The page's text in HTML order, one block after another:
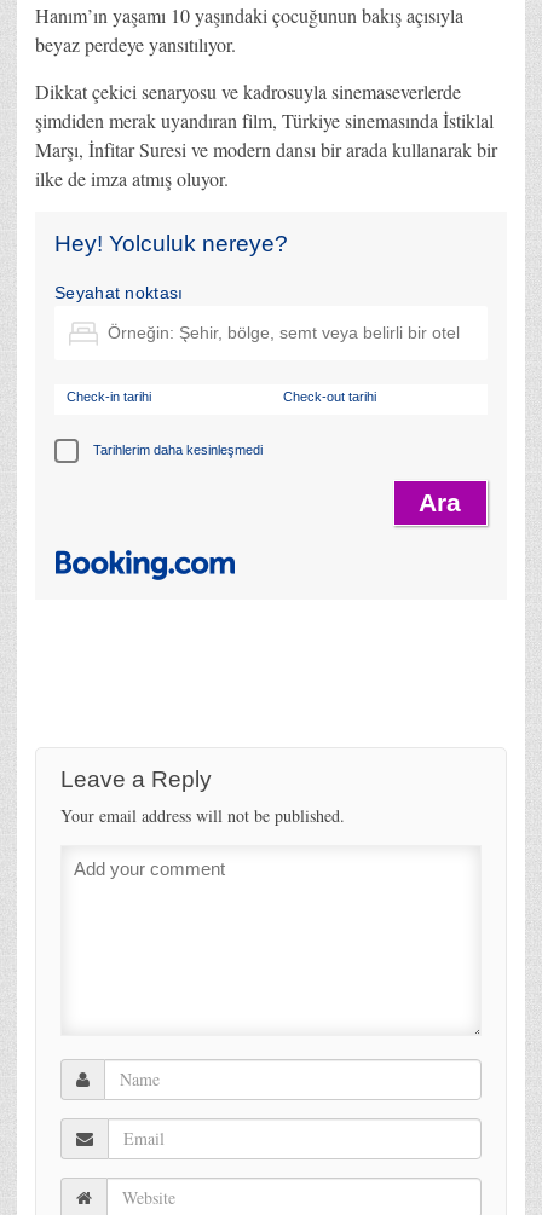
Hanım’ın yaşamı 10 yaşındaki çocuğunun bakış açısıyla
beyaz perdeye yansıtılıyor.
Dikkat çekici senaryosu ve kadrosuyla sinemaseverlerde
şimdiden merak uyandıran film, Türkiye sinemasında İstiklal
Marşı, İnfitar Suresi ve modern dansı bir arada kullanarak bir
ilke de imza atmış oluyor.
Hey! Yolculuk nereye?
Seyahat noktası
Check-in tarihi Check-out tarihi
Tarihlerim daha kesinleşmedi
Leave a Reply
Your email address will not be published.